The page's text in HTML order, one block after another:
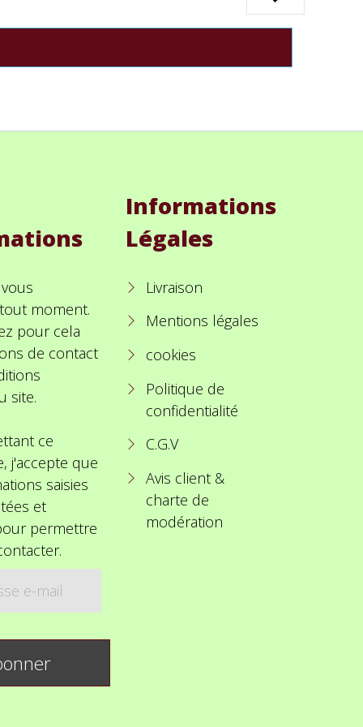
moment.
pour cela
de contact
site.
ce
j'accepte que
saisies
et
permettre
Informations
Légales
Livraison
Mentions légales
cookies
Politique de
confidentialité
C.G.V
Avis client &
charte de
modération